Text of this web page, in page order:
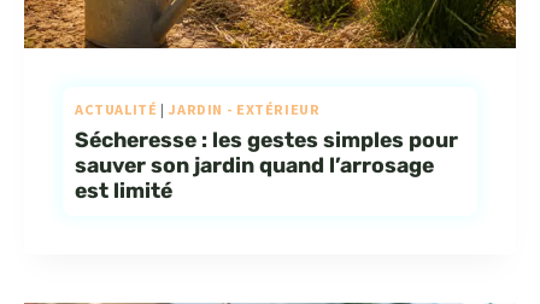
ACTUALITÉ | JARDIN - EXTÉRIEUR
Sécheresse : les gestes simples pour
sauver son jardin quand l’arrosage
est limité